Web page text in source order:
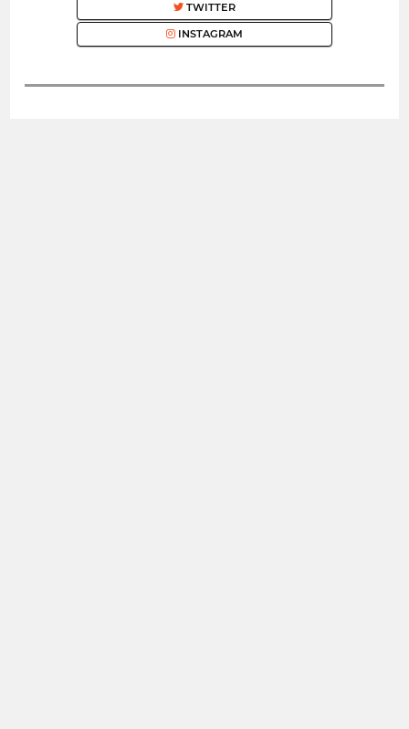
TWITTER
INSTAGRAM